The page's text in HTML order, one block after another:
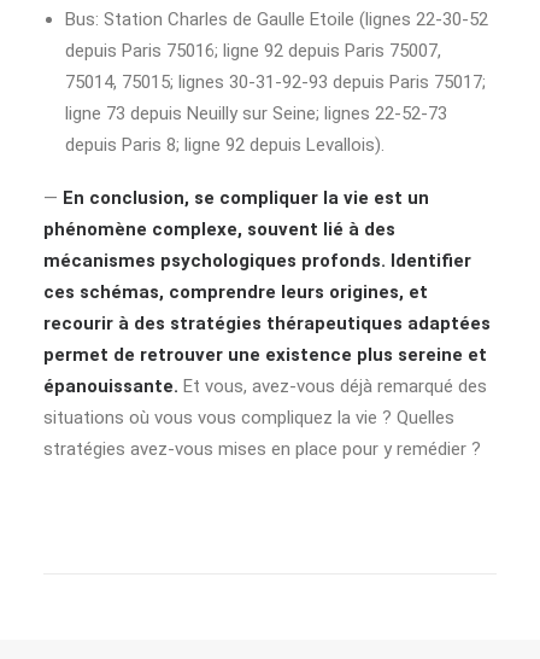
Bus: Station Charles de Gaulle Etoile (lignes 22-30-52
depuis Paris 75016; ligne 92 depuis Paris 75007,
75014, 75015; lignes 30-31-92-93 depuis Paris 75017;
ligne 73 depuis Neuilly sur Seine; lignes 22-52-73
depuis Paris 8; ligne 92 depuis Levallois).
— En conclusion, se compliquer la vie est un
phénomène complexe, souvent lié à des
mécanismes psychologiques profonds. Identifier
ces schémas, comprendre leurs origines, et
recourir à des stratégies thérapeutiques adaptées
permet de retrouver une existence plus sereine et
épanouissante. Et vous, avez-vous déjà remarqué des
situations où vous vous compliquez la vie ? Quelles
stratégies avez-vous mises en place pour y remédier ?